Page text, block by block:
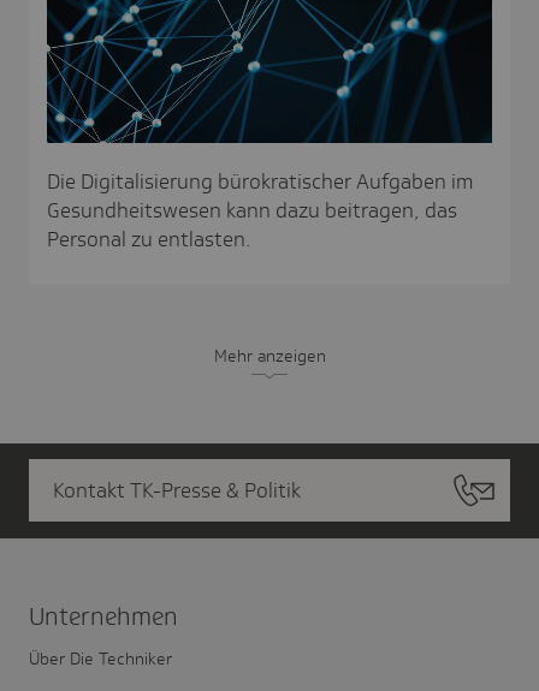
Die Digitalisierung bürokratischer Aufgaben im
Gesundheitswesen kann dazu beitragen, das
Personal zu entlasten.
Mehr anzeigen
Kontakt TK-Presse & Politik
Unter­nehmen
Über Die Techniker